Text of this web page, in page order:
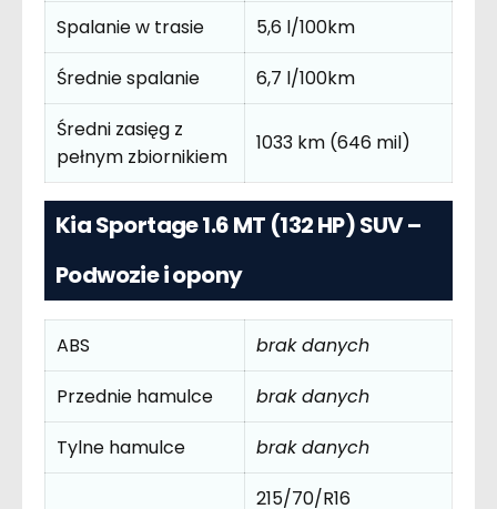
Spalanie w trasie
5,6 l/100km
Średnie spalanie
6,7 l/100km
Średni zasięg z
pełnym zbiornikiem
1033 km (646 mil)
Kia Sportage 1.6 MT (132 HP) SUV –
Podwozie i opony
ABS
brak danych
Przednie hamulce
brak danych
Tylne hamulce
brak danych
215/70/R16